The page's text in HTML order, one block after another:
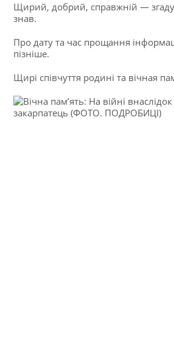
Щирий, добрий, справжній —
знав.
Про дату та час прощання
пізніше.
Щирі співчуття родині та вічная